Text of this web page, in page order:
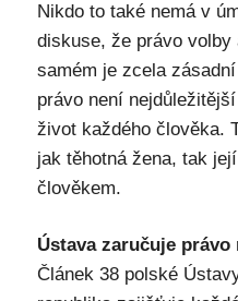
Nikdo to také nemá v
diskuse, že právo volby
samém je zcela
právo není
život každého člověka.
jak těhotná žena, tak
člověkem.
Ústava zaručuje právo
Článek 38 polské